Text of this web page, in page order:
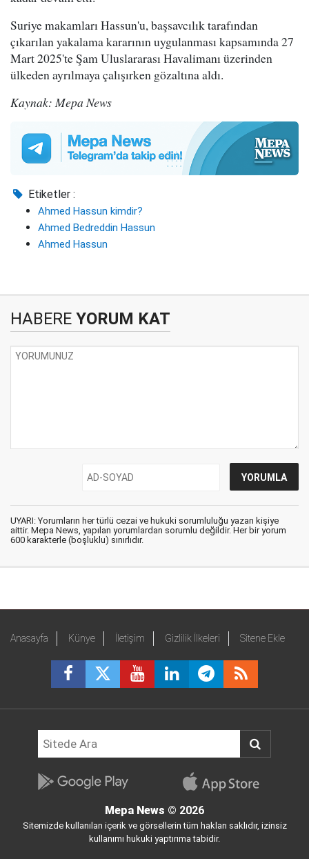
Suriye makamları Hassun'u, başsavcılık tarafından
çıkarılan yakalama kararının uygulanması kapsamında 27
Mart 2025'te Şam Uluslararası Havalimanı üzerinden
ülkeden ayrılmaya çalışırken gözaltına aldı.
Kaynak: Mepa News
Etiketler :
Ahmed Hassun kimdir?
Ahmed Bedreddin Hassun
Ahmed Hassun
HABERE YORUM KAT
UYARI: Yorumların her türlü cezai ve hukuki sorumluluğu yazan kişiye
aittir. Mepa News, yapılan yorumlardan sorumlu değildir. Her bir yorum
600 karakterle (boşluklu) sınırlıdır.
Anasayfa Künye İletişim Gizlilik İlkeleri Sitene Ekle
Mepa News © 2026
Sitemizde kullanılan içerik ve görsellerin tüm hakları saklıdır, izinsiz
kullanımı hukuki yaptırıma tabidir.